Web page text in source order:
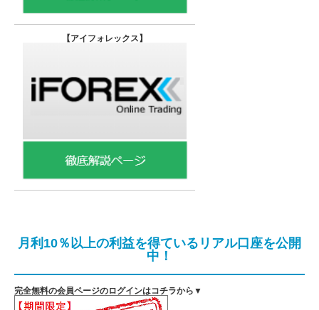
【アイフォレックス】
月利10％以上の利益を得ているリアル口座を公開
中！
完全無料の会員ページのログインはコチラから▼